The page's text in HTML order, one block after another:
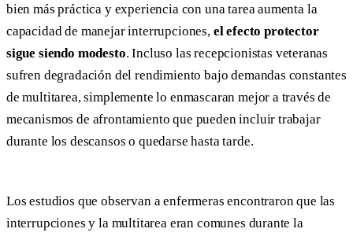
bien más práctica y experiencia con una tarea aumenta la
capacidad de manejar interrupciones, el efecto protector
sigue siendo modesto. Incluso las recepcionistas veteranas
sufren degradación del rendimiento bajo demandas constantes
de multitarea, simplemente lo enmascaran mejor a través de
mecanismos de afrontamiento que pueden incluir trabajar
durante los descansos o quedarse hasta tarde.
Los estudios que observan a enfermeras encontraron que las
interrupciones y la multitarea eran comunes durante la